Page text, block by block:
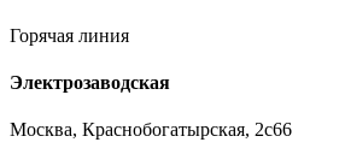
Горячая линия
Электрозаводская
Москва, Краснобогатырская, 2с66